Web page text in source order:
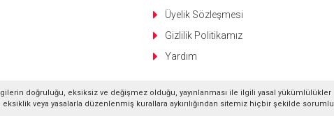
Üyelik Sözleşmesi
Gizlilik Politikamız
Yardım
doğruluğu, eksiksiz ve değişmez olduğu, yayınlanması ile ilgili yasal yükümlülükler
veya yasalarla düzenlenmiş kurallara aykırılığından sitemiz hiçbir şekilde sorumlu